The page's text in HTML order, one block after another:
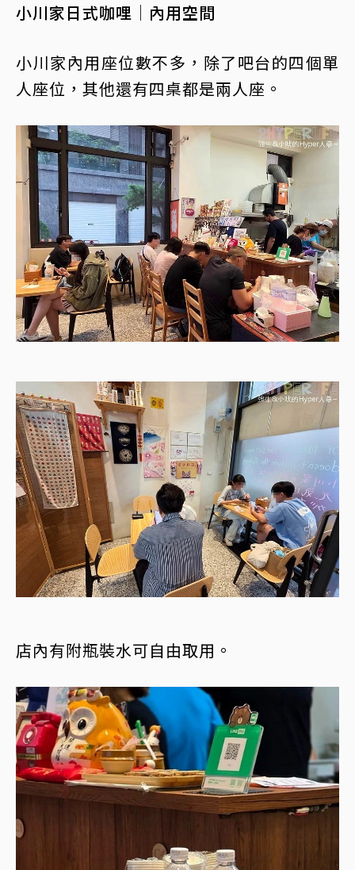
小川家日式咖哩│內用空間
小川家內用座位數不多，除了吧台的四個單
人座位，其他還有四桌都是兩人座。
店內有附瓶裝水可自由取用。